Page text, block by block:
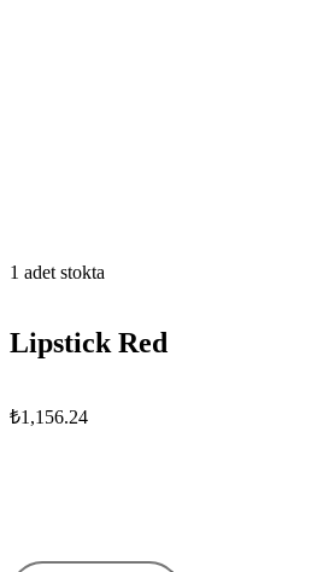
Lipstick Red
₺1,156.24
1 adet stokta